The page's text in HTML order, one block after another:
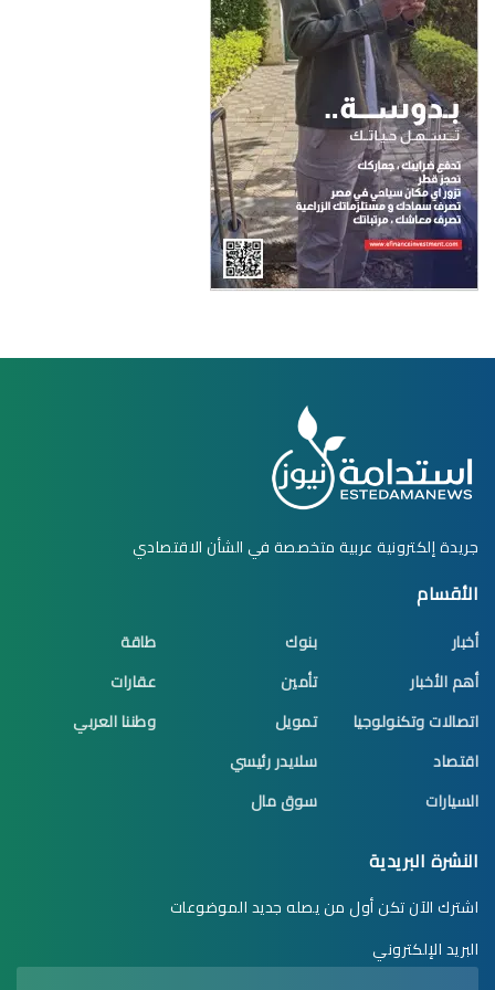
جريدة إلكترونية عربية متخصصة في الشأن الاقتصادي
الأقسام
أخبار
أهم الأخبار
اتصالات وتكنولوجيا
اقتصاد
السيارات
بنوك
تأمين
تمويل
سلايدر رئيسي
سوق مال
طاقة
عقارات
وطننا العربي
النشرة البريدية
اشترك الآن تكن أول من يصله جديد الموضوعات
البريد الإلكتروني